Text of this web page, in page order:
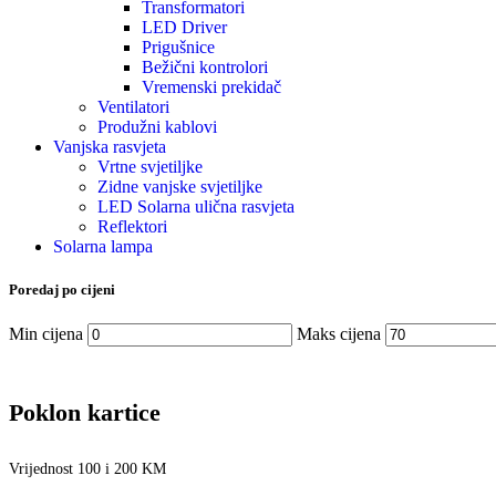
Transformatori
LED Driver
Prigušnice
Bežični kontrolori
Vremenski prekidač
Ventilatori
Produžni kablovi
Vanjska rasvjeta
Vrtne svjetiljke
Zidne vanjske svjetiljke
LED Solarna ulična rasvjeta
Reflektori
Solarna lampa
Poredaj po cijeni
Min cijena Maks cijena
Poklon kartice
Vrijednost 100 i 200 KM